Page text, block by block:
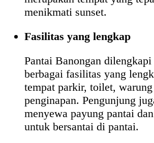
menikmati sunset.
Fasilitas yang lengkap
Pantai Banongan dilengkapi
berbagai fasilitas yang
tempat parkir, toilet,
penginapan. Pengunjung
menyewa payung pantai
untuk bersantai di pantai.